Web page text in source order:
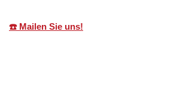
☎️ Mailen Sie uns!